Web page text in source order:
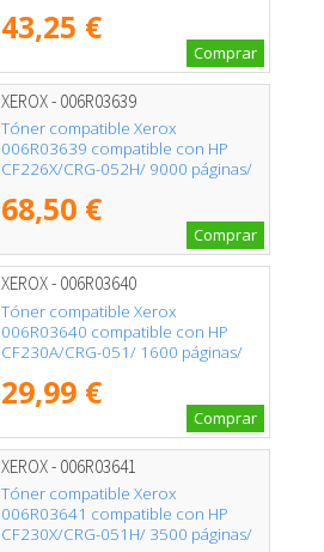
43,25 €
Comprar
XEROX - 006R03639
Tóner compatible Xerox
006R03639 compatible con HP
CF226X/CRG-052H/ 9000 páginas/
68,50 €
Comprar
XEROX - 006R03640
Tóner compatible Xerox
006R03640 compatible con HP
CF230A/CRG-051/ 1600 páginas/
29,99 €
Comprar
XEROX - 006R03641
Tóner compatible Xerox
006R03641 compatible con HP
CF230X/CRG-051H/ 3500 páginas/